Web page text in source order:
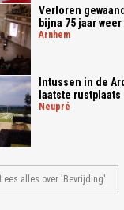
Verloren
bijna 75 jaar
arnhem
Intussen in de
laatste rustplaats
neupré
Lees alles over 'Bevrijding'